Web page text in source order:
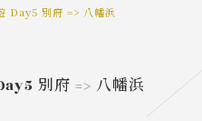
Day5 別府 => 八幡浜
別府 => 八幡浜